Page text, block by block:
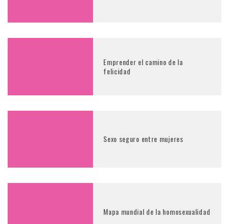
Emprender el camino de la
felicidad
Sexo seguro entre mujeres
Mapa mundial de la homosexualidad